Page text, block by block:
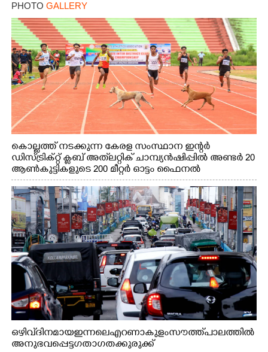
PHOTO GALLERY
കൊല്ലത്ത് നടക്കുന്ന കേരള സംസ്ഥാന ഇന്റർ
ഡിസ്ട്രിക്റ്റ് ക്ലബ് അത്‌ലറ്റിക് ചാമ്പ്യൻഷിപ്പിൽ അണ്ടർ 20
ആൺകുട്ടികളുടെ 200 മീറ്റർ ഓട്ടം ഫൈനൽ
മത്സരത്തിനിടെ സിന്തറ്റിക് ട്രാക്കിന് കുറുകെ ഓടുന്ന
നായകൾ.
ഒഴിവ് ദിനമായ ഇന്നലെ എറണാകുളം സൗത്ത് പാലത്തിൽ
അനുഭവപ്പെട്ട ഗതാഗതക്കുരുക്ക്